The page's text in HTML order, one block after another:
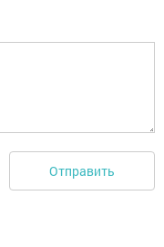
Отправить